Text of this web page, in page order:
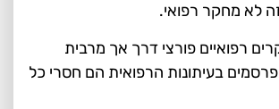
לא מחקר רפואי.
רפואיים פורצי דרך אך מרבית
בעיתונות הרפואית הם חסרי כל